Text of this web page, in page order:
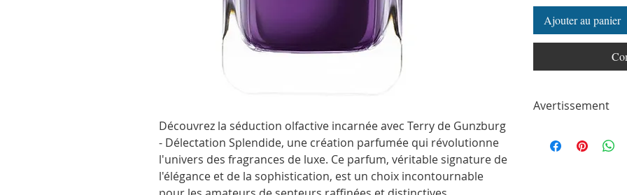
Découvrez la séduction olfactive incarnée avec Terry de Gunzburg
- Délectation Splendide, une création parfumée qui révolutionne
l'univers des fragrances de luxe. Ce parfum, véritable signature de
l'élégance et de la sophistication, est un choix incontournable
Ajouter au panier
Avertissement
toute autre marque